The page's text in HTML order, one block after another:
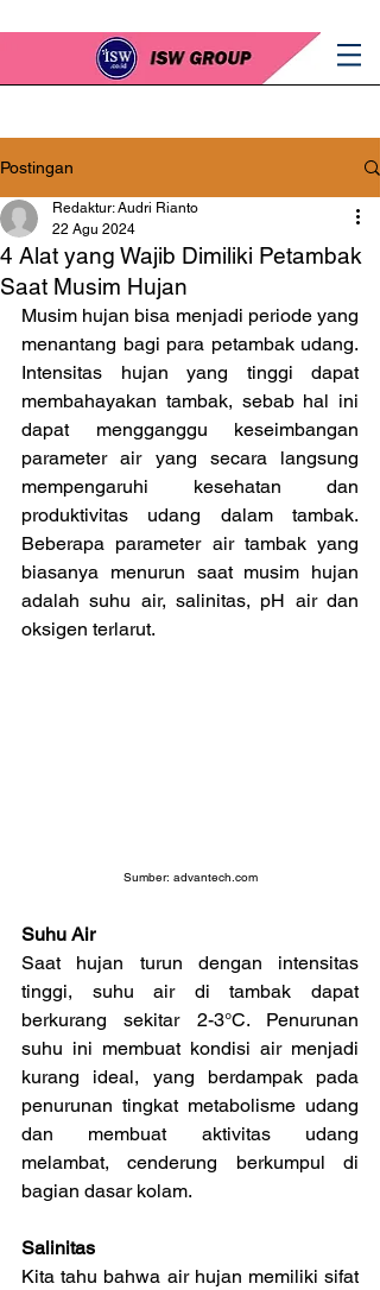
Postingan
4 Alat yang Wajib Dimiliki Petambak
Saat Musim Hujan
Redaktur: Audri Rianto
22 Agu 2024
Musim hujan bisa menjadi periode yang
menantang bagi para petambak udang.
Intensitas hujan yang tinggi dapat
membahayakan tambak, sebab hal ini
dapat mengganggu keseimbangan
parameter air yang secara langsung
mempengaruhi kesehatan dan
produktivitas udang dalam tambak.
Beberapa parameter air tambak yang
biasanya menurun saat musim hujan
adalah suhu air, salinitas, pH air dan
oksigen terlarut.
Sumber: advantech.com
Suhu Air
Saat hujan turun dengan intensitas
tinggi, suhu air di tambak dapat
berkurang sekitar 2-3°C. Penurunan
suhu ini membuat kondisi air menjadi
kurang ideal, yang berdampak pada
penurunan tingkat metabolisme udang
dan membuat aktivitas udang
melambat, cenderung berkumpul di
bagian dasar kolam.
Salinitas
Kita tahu bahwa air hujan memiliki sifat